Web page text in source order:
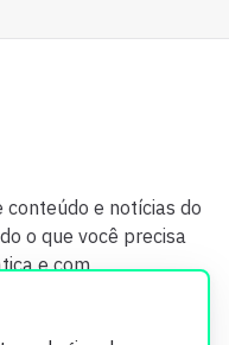
e notícias do
o que você precisa
e com